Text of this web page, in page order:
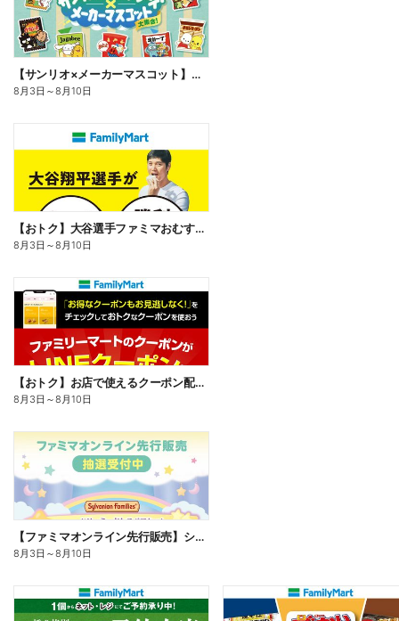
【サンリオ×メーカーマスコット】オリジナルグッズ貰える!
8月3日 ～8月10日
【おトク】大谷選手ファミマおむすび割
8月3日 ～8月10日
【おトク】お店で使えるクーポン配信中
8月3日 ～8月10日
【ファミマオンライン先行販売】シルバニアファミリー
8月3日 ～8月10日